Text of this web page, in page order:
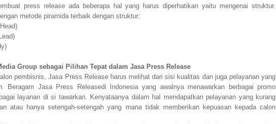
press release ada beberapa hal yang harus diperhatikan yaitu mengenai struktur.
metode piramida terbaik dengan struktur:
Group sebagai Pilihan Tepat dalam Jasa Press Release
pembisnis, Jasa Press Release harus melihat dari sisi kualitas dan juga pelayanan yang
Beragam Jasa Press Releasedi Indonesia yang awalnya menawarkan berbagai promo
layanan di si tawarkan. Kenyataanya dalam hal mendapatkan pelayanan yang kurang
atau hanya setengah-setengah yang mana tidak memberikan kepuasan kepada calon